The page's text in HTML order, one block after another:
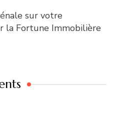
sur votre
la Fortune Immobilière